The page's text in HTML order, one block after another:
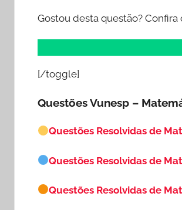
Gostou desta questão?
[/toggle]
Questões Vunesp –
Questões Resolvidas de
Questões Resolvidas de
Questões Resolvidas de